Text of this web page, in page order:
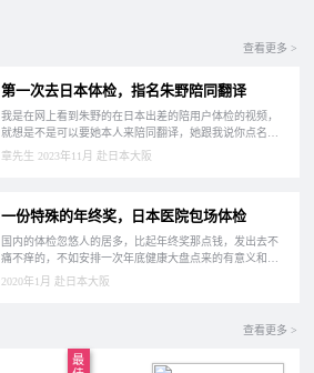
查看更多 >
第一次去日本体检，指名朱野陪同翻译
我是在网上看到朱野的在日本出差的陪用户体检的视频，
就想是不是可以要她本人来陪同翻译，她跟我说你点名要
求就可以了，哈哈。
章先生 2023年11月 赴日本大阪
一份特殊的年终奖，日本医院包场体检
国内的体检忽悠人的居多，比起年终奖那点钱，发出去不
痛不痒的，不如安排一次年底健康大盘点来的有意义和印
象深刻。
2020年1月 赴日本大阪
查看更多 >
最